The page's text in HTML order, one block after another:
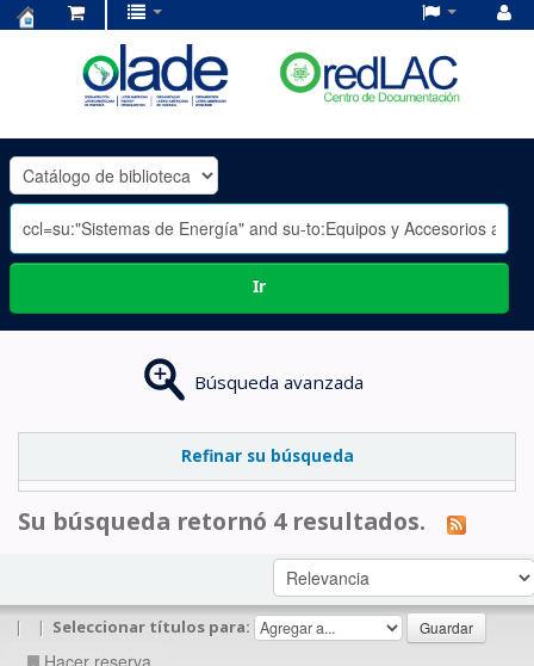
OLADE
-
Ir
Búsqueda avanzada
Refinar su búsqueda
Su búsqueda retornó 4 resultados.
| | Seleccionar títulos para: